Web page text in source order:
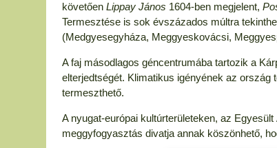
követően Lippay János 1604-ben megjelent,
Termesztése is sok évszázados múltra
(Medgyesegyháza, Meggyeskovácsi,
A faj másodlagos géncentrumába tartozik a
elterjedtségét. Klimatikus igényének az ország
termeszthető.
A nyugat-európai kultúrterületeken, az
meggyfogyasztás divatja annak köszönhető,